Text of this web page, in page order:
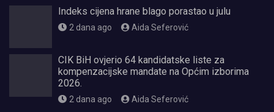
Indeks cijena hrane blago porastao u julu
2 dana ago Aida Seferović
CIK BiH ovjerio 64 kandidatske liste za
kompenzacijske mandate na Općim izborima
2026.
2 dana ago Aida Seferović